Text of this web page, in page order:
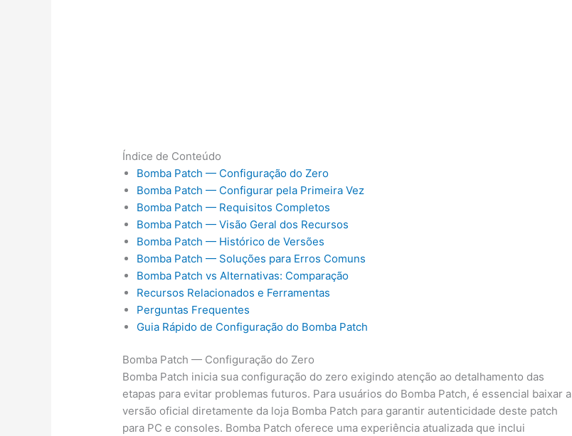
Índice de Conteúdo
Bomba Patch — Configuração do Zero
Bomba Patch — Configurar pela Primeira Vez
Bomba Patch — Requisitos Completos
Bomba Patch — Visão Geral dos Recursos
Bomba Patch — Histórico de Versões
Bomba Patch — Soluções para Erros Comuns
Bomba Patch vs Alternativas: Comparação
Recursos Relacionados e Ferramentas
Perguntas Frequentes
Guia Rápido de Configuração do Bomba Patch
Bomba Patch — Configuração do Zero
Bomba Patch inicia sua configuração do zero exigindo atenção ao detalhamento das
etapas para evitar problemas futuros. Para usuários do Bomba Patch, é essencial baixar a
versão oficial diretamente da loja Bomba Patch para garantir autenticidade deste patch
para PC e consoles. Bomba Patch oferece uma experiência atualizada que inclui